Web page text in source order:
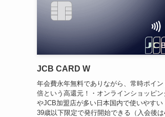
JCB CARD W
年会費永年無料でありながら、常時ポイン
倍という高還元！・オンラインショッピン
やJCB加盟店が多い日本国内で使いやすい
39歳以下限定で発行開始できる（入会後は